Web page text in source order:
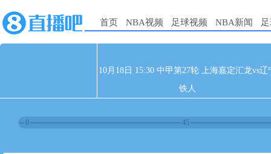
首页 NBA视频 足球视频 NBA新闻
10月18日 15:30 中甲第27轮 上海嘉定汇龙vs辽
铁人
0 45